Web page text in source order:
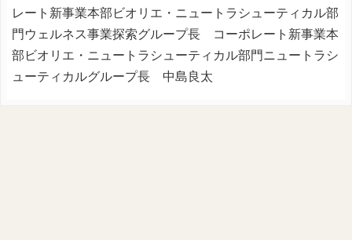
レート新事業本部ビオリエ・ニュートラシューティカル部
門ウェルネス事業探索グループ長 コーポレート新事業本
部ビオリエ・ニュートラシューティカル部門ニュートラシ
ューティカルグループ長 中島良太